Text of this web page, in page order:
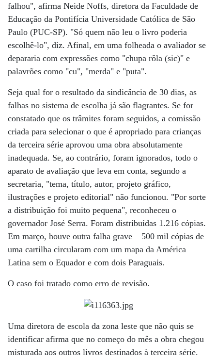
falhou", afirma Neide Noffs, diretora da Faculdade de
Educação da Pontifícia Universidade Católica de São
Paulo (PUC-SP). "Só quem não leu o livro poderia
escolhê-lo", diz. Afinal, em uma folheada o avaliador se
depararia com expressões como "chupa rôla (sic)" e
palavrões como "cu", "merda" e "puta".
Seja qual for o resultado da sindicância de 30 dias, as
falhas no sistema de escolha já são flagrantes. Se for
constatado que os trâmites foram seguidos, a comissão
criada para selecionar o que é apropriado para crianças
da terceira série aprovou uma obra absolutamente
inadequada. Se, ao contrário, foram ignorados, todo o
aparato de avaliação que leva em conta, segundo a
secretaria, "tema, título, autor, projeto gráfico,
ilustrações e projeto editorial" não funcionou. "Por sorte
a distribuição foi muito pequena", reconheceu o
governador José Serra. Foram distribuídas 1.216 cópias.
Em março, houve outra falha grave – 500 mil cópias de
uma cartilha circularam com um mapa da América
Latina sem o Equador e com dois Paraguais.
O caso foi tratado como erro de revisão.
Uma diretora de escola da zona leste que não quis se
identificar afirma que no começo do mês a obra chegou
misturada aos outros livros destinados à terceira série.